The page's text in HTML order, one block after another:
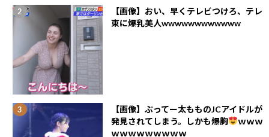
【画像】おい、早くテレビつけろ、テレ
東に爆乳美人wwwwwwwwwwww
【画像】ぶってー太もものJCアイドルが
発見されてしまう。しかも爆胸
ｗｗｗ
ｗｗｗｗｗｗｗｗｗ